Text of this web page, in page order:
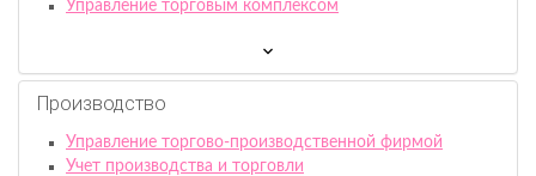
Управление торговым комплексом
Производство
Управление торгово-производственной фирмой
Учет производства и торговли